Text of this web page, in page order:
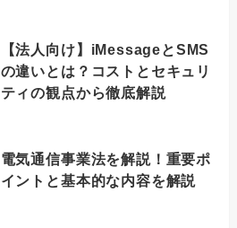
【法人向け】iMessageとSMS
の違いとは？コストとセキュリ
ティの観点から徹底解説
電気通信事業法を解説！重要ポ
イントと基本的な内容を解説